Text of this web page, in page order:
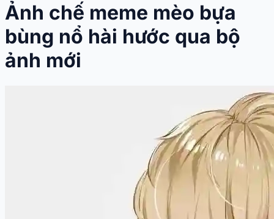
Ảnh chế meme mèo bựa
bùng nổ hài hước qua bộ
ảnh mới